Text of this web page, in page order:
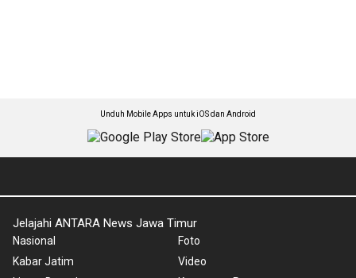
Unduh Mobile Apps untuk iOS dan Android
Jelajahi ANTARA News Jawa Timur
Nasional
Kabar Jatim
Foto
Video